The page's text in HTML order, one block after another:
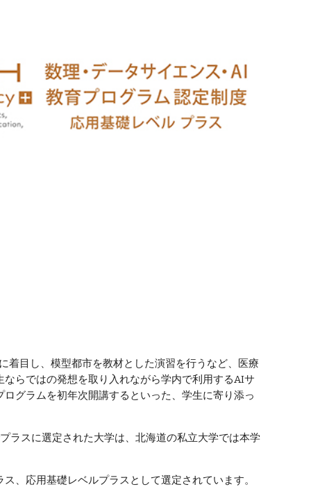
着目し、模型都市を教材とした演習を行うなど、医療
らではの発想を取り入れながら学内で利用するAIサ
グラムを初年次開講するといった、学生に寄り添っ
ラスに選定された大学は、北海道の私立大学では本学
、応用基礎レベルプラスとして選定されています。